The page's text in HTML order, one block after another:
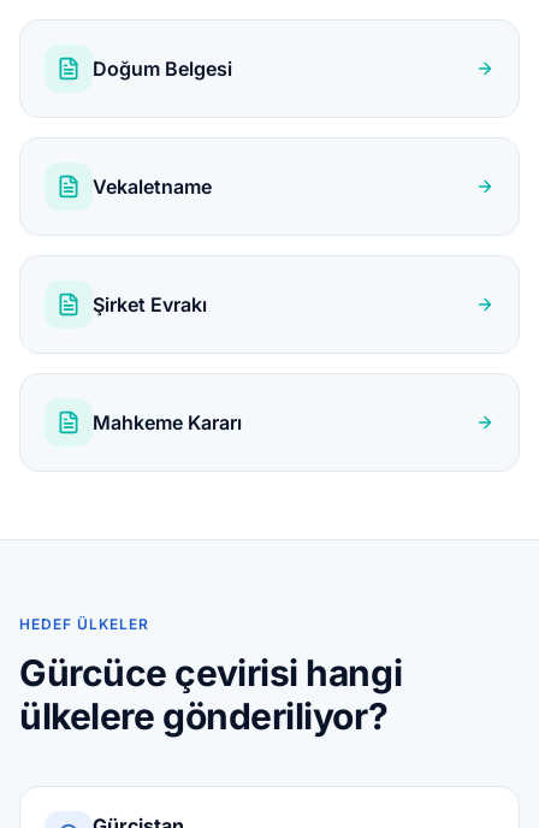
Doğum Belgesi
Vekaletname
Şirket Evrakı
Mahkeme Kararı
HEDEF ÜLKELER
Gürcüce çevirisi hangi
ülkelere gönderiliyor?